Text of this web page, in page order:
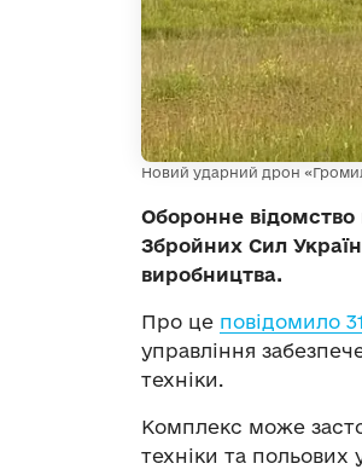
Новий ударний дрон
Оборонне відомство
Збройних Сил
виробництва.
Про це повідомило
управління
техніки.
Комплекс може
техніки та польових